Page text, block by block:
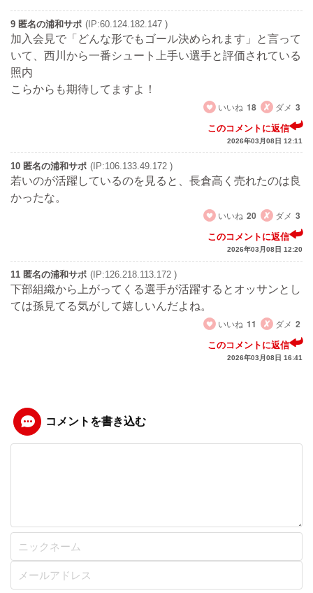
9 匿名の浦和サポ (IP:60.124.182.147 )
加入会見で「どんな形でもゴール決められます」と言って
いて、西川から一番シュート上手い選手と評価されている
照内
こらからも期待してますよ！
いいね 18 ダメ 3
このコメントに返信
2026年03月08日 12:11
10 匿名の浦和サポ (IP:106.133.49.172 )
若いのが活躍しているのを見ると、長倉高く売れたのは良
かったな。
いいね 20 ダメ 3
このコメントに返信
2026年03月08日 12:20
11 匿名の浦和サポ (IP:126.218.113.172 )
下部組織から上がってくる選手が活躍するとオッサンとし
ては孫見てる気がして嬉しいんだよね。
いいね 11 ダメ 2
このコメントに返信
2026年03月08日 16:41
コメントを書き込む